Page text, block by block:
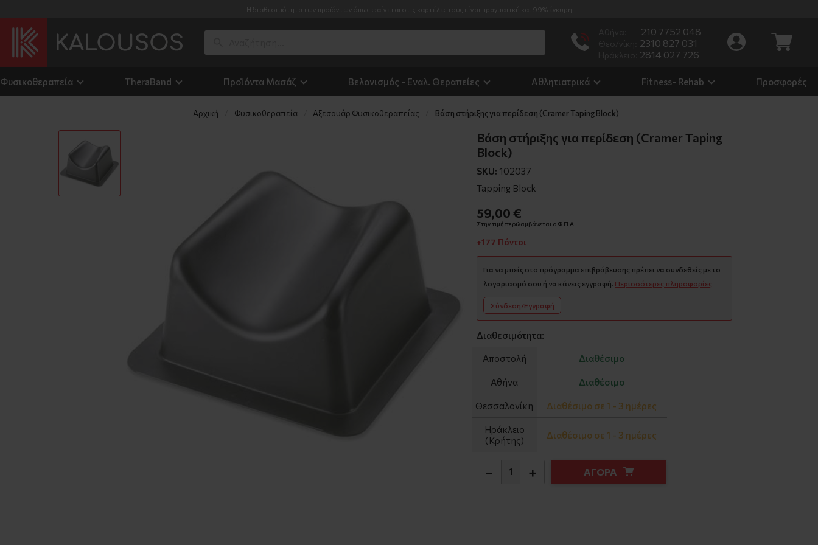
Η διαθεσιμότητα των προϊόντων όπως φαίνεται στις καρτέλες τους είναι πραγματική και 99% έγκυρη
210 7752 048
2310 827 031
2814 027 726
Φυσικοθεραπεία TheraΒand Προϊόντα Μασάζ Βελονισμός - Εναλ. Θεραπείες Αθλητιατρικά Fitness- Rehab Προσφορές
Αρχική Φυσικοθεραπεία Αξεσουάρ Φυσικοθεραπείας Βάση στήριξης για περίδεση (Cramer Taping Block)
Βάση στήριξης για περίδεση (Cramer Taping
Block)
SKU: 102037
Tapping Block
59,00 €
Στην τιμή περιλαμβάνεται ο Φ.Π.Α.
+177 Πόντοι
Για να μπείς στο πρόγραμμα επιβράβευσης πρέπει να συνδεθείς με το
λογαριασμό σου ή να κάνεις εγγραφή. Περισσότερες πληροφορίες
Σύνδεση/Εγγραφή
Διαθεσιμότητα:
Αποστολή Διαθέσιμο
Αθήνα Διαθέσιμο
Θεσσαλονίκη Διαθέσιμο σε 1 - 3 ημέρες
Ηράκλειο
(Κρήτης)
Διαθέσιμο σε 1 - 3 ημέρες
− + ΑΓΟΡΑ